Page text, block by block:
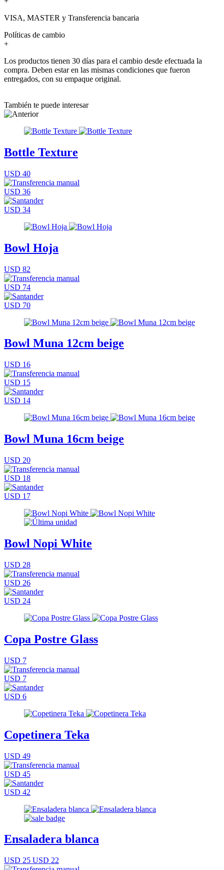
VISA, MASTER y Transferencia bancaria
Políticas de cambio
+
Los productos tienen 30 días para el cambio desde efectuada la
compra. Deben estar en las mismas condiciones que fueron
entregados, con su empaque original.
También te puede interesar
Bottle Texture
USD 40
USD 36
USD 34
Bowl Hoja
USD 82
USD 74
USD 70
Bowl Muna 12cm beige
USD 16
USD 15
USD 14
Bowl Muna 16cm beige
USD 20
USD 18
USD 17
Bowl Nopi White
USD 28
USD 26
USD 24
Copa Postre Glass
USD 7
USD 7
USD 6
Copetinera Teka
USD 49
USD 45
USD 42
Ensaladera blanca
USD 25 USD 22